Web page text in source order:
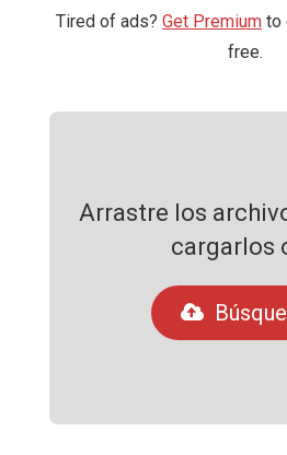
Tired of ads? Get Premium to
free.
Arrastre los
cargarlos